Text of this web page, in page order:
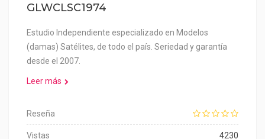
GLWCLSC1974
Estudio Independiente especializado en Modelos
(damas) Satélites, de todo el país. Seriedad y garantía
desde el 2007.
Leer más
Reseña
Vistas 4230